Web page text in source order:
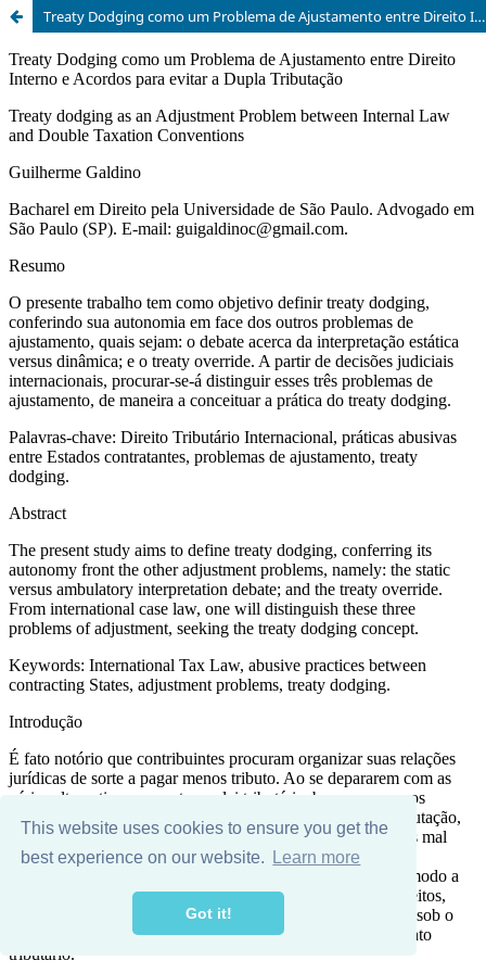
This website uses cookies to ensure you get the
best experience on our website.
Learn more
Got it!
Treaty Dodging como um Problema de Ajustamento entre Direito Interno e Acordos para evitar a Dupla Tributação